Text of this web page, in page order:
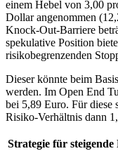
einem Hebel von 3,00
Dollar angenommen
Knock-Out-Barriere
spekulative Position
risikobegrenzenden
Dieser könnte beim
werden. Im Open End
bei 5,89 Euro. Für diese
Risiko-Verhältnis dann
Strategie für steigende